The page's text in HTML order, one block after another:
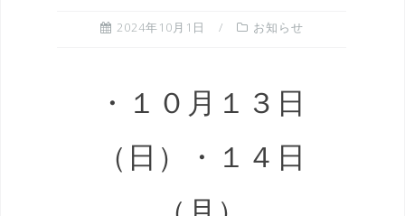
2024年10月1日 お知らせ
・１０月１３日
（日）・１４日